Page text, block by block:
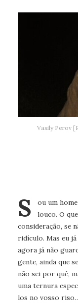
Vasily Perov
S
ou um
louco. O
consideração, se
ridículo. Mas eu
agora já não
gente, ainda que
não sei por quê,
uma ternura
los no vosso